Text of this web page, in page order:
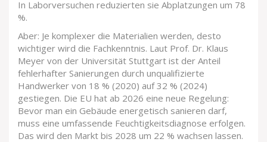
In Laborversuchen reduzierten sie Abplatzungen um 78
%.
Aber: Je komplexer die Materialien werden, desto
wichtiger wird die Fachkenntnis. Laut Prof. Dr. Klaus
Meyer von der Universität Stuttgart ist der Anteil
fehlerhafter Sanierungen durch unqualifizierte
Handwerker von 18 % (2020) auf 32 % (2024)
gestiegen. Die EU hat ab 2026 eine neue Regelung:
Bevor man ein Gebäude energetisch sanieren darf,
muss eine umfassende Feuchtigkeitsdiagnose erfolgen.
Das wird den Markt bis 2028 um 22 % wachsen lassen.